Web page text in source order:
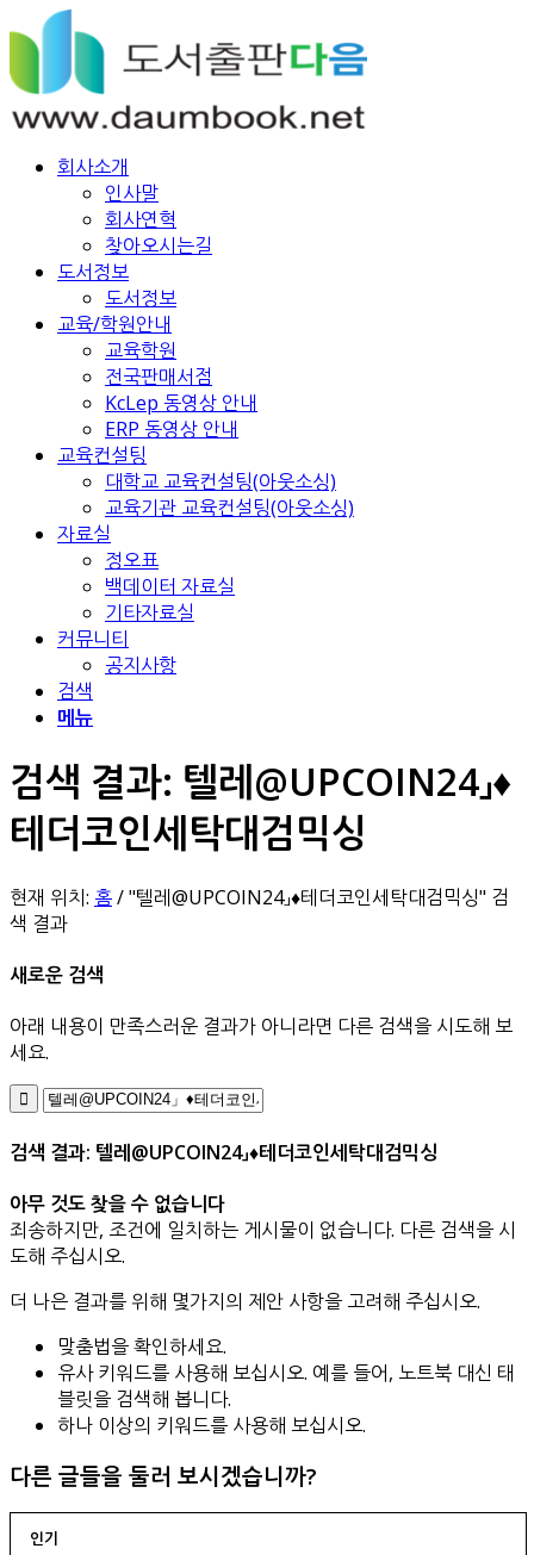
회사소개
인사말
회사연혁
찾아오시는길
도서정보
도서정보
교육/학원안내
교육학원
전국판매서점
KcLep 동영상 안내
ERP 동영상 안내
교육컨설팅
대학교 교육컨설팅(아웃소싱)
교육기관 교육컨설팅(아웃소싱)
자료실
정오표
백데이터 자료실
기타자료실
커뮤니티
공지사항
검색
메뉴
검색 결과: 텔레@UPCOIN24」♦
테더코인세탁대검믹싱
현재 위치: 홈/"텔레@UPCOIN24」♦테더코인세탁대검믹싱" 검
색 결과
새로운 검색
아래 내용이 만족스러운 결과가 아니라면 다른 검색을 시도해 보
세요.
검색 결과: 텔레@UPCOIN24」♦테더코인세탁대검믹싱
아무 것도 찾을 수 없습니다
죄송하지만, 조건에 일치하는 게시물이 없습니다. 다른 검색을 시
도해 주십시오.
더 나은 결과를 위해 몇가지의 제안 사항을 고려해 주십시오.
맞춤법을 확인하세요.
유사 키워드를 사용해 보십시오. 예를 들어, 노트북 대신 태
블릿을 검색해 봅니다.
하나 이상의 키워드를 사용해 보십시오.
다른 글들을 둘러 보시겠습니까?
인기